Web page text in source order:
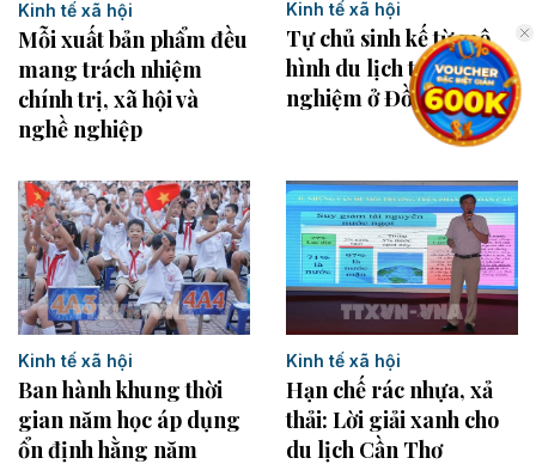
Kinh tế xã hội
Mỗi xuất bản phẩm đều
mang trách nhiệm
chính trị, xã hội và
nghề nghiệp
Kinh tế xã hội
Tự chủ sinh kế từ mô
hình du lịch trải
nghiệm ở Đồng Tháp
Kinh tế xã hội
Ban hành khung thời
gian năm học áp dụng
ổn định hằng năm
Kinh tế xã hội
Hạn chế rác nhựa, xả
thải: Lời giải xanh cho
du lịch Cần Thơ